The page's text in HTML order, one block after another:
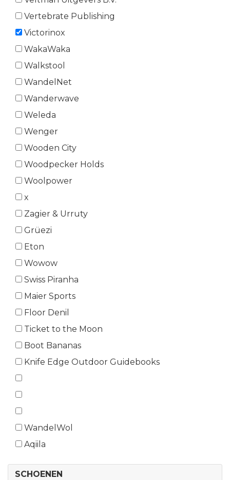
Vertebrate Publishing
Victorinox
WakaWaka
Walkstool
WandelNet
Wanderwave
Weleda
Wenger
Wooden City
Woodpecker Holds
Woolpower
x
Zagier & Urruty
Grüezi
Eton
Wowow
Swiss Piranha
Maier Sports
Floor Denil
Ticket to the Moon
Boot Bananas
Knife Edge Outdoor Guidebooks
WandelWol
Aqiila
SCHOENEN